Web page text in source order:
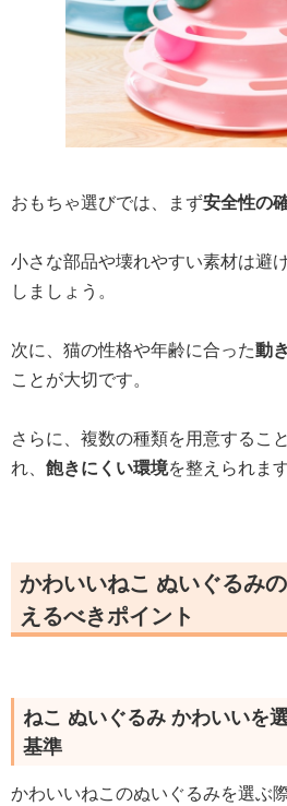
おもちゃ選びでは、まず安全性の
小さな部品や壊れやすい素材は避
しましょう。
次に、猫の性格や年齢に合った動
ことが大切です。
さらに、複数の種類を用意するこ
れ、 飽きにくい環境を整えられます
かわいいねこ ぬいぐるみ
えるべきポイント
ねこ ぬいぐるみ かわいいを
基準
かわいいねこのぬいぐるみを選ぶ